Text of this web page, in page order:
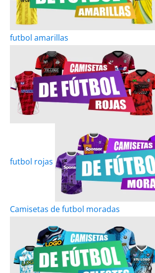
futbol amarillas
futbol rojas
Camisetas de futbol moradas